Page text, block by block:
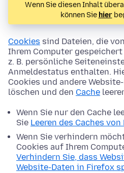
Wenn Sie diesen Inhalt
können Sie hier
Cookies sind Dateien, die
Ihrem Computer
z. B. persönliche
Anmeldestatus enthalten.
Cookies und andere
löschen und den Cache
Wenn Sie nur den Cache
Sie Leeren des Caches
Wenn Sie verhindern
Cookies auf Ihrem
Verhindern Sie, dass
Website-Daten in Firefox